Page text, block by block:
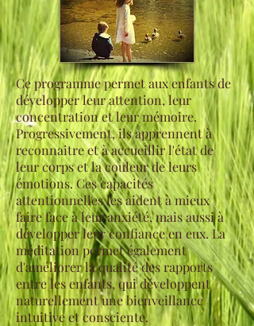
Ce programme permet aux enfants de
développer leur attention, leur
concentration et leur mémoire.
Progressivement, ils apprennent à
reconnaitre et à accueillir l'état de
leur corps et la couleur de leurs
émotions. Ces capacités
attentionnelles les aident à mieux
faire face à leur anxiété, mais aussi à
développer leur confiance en eux. La
méditation permet également
d'améliorer la qualité des rapports
entre les enfants, qui développent
naturellement une bienveillance
intuitive et consciente.